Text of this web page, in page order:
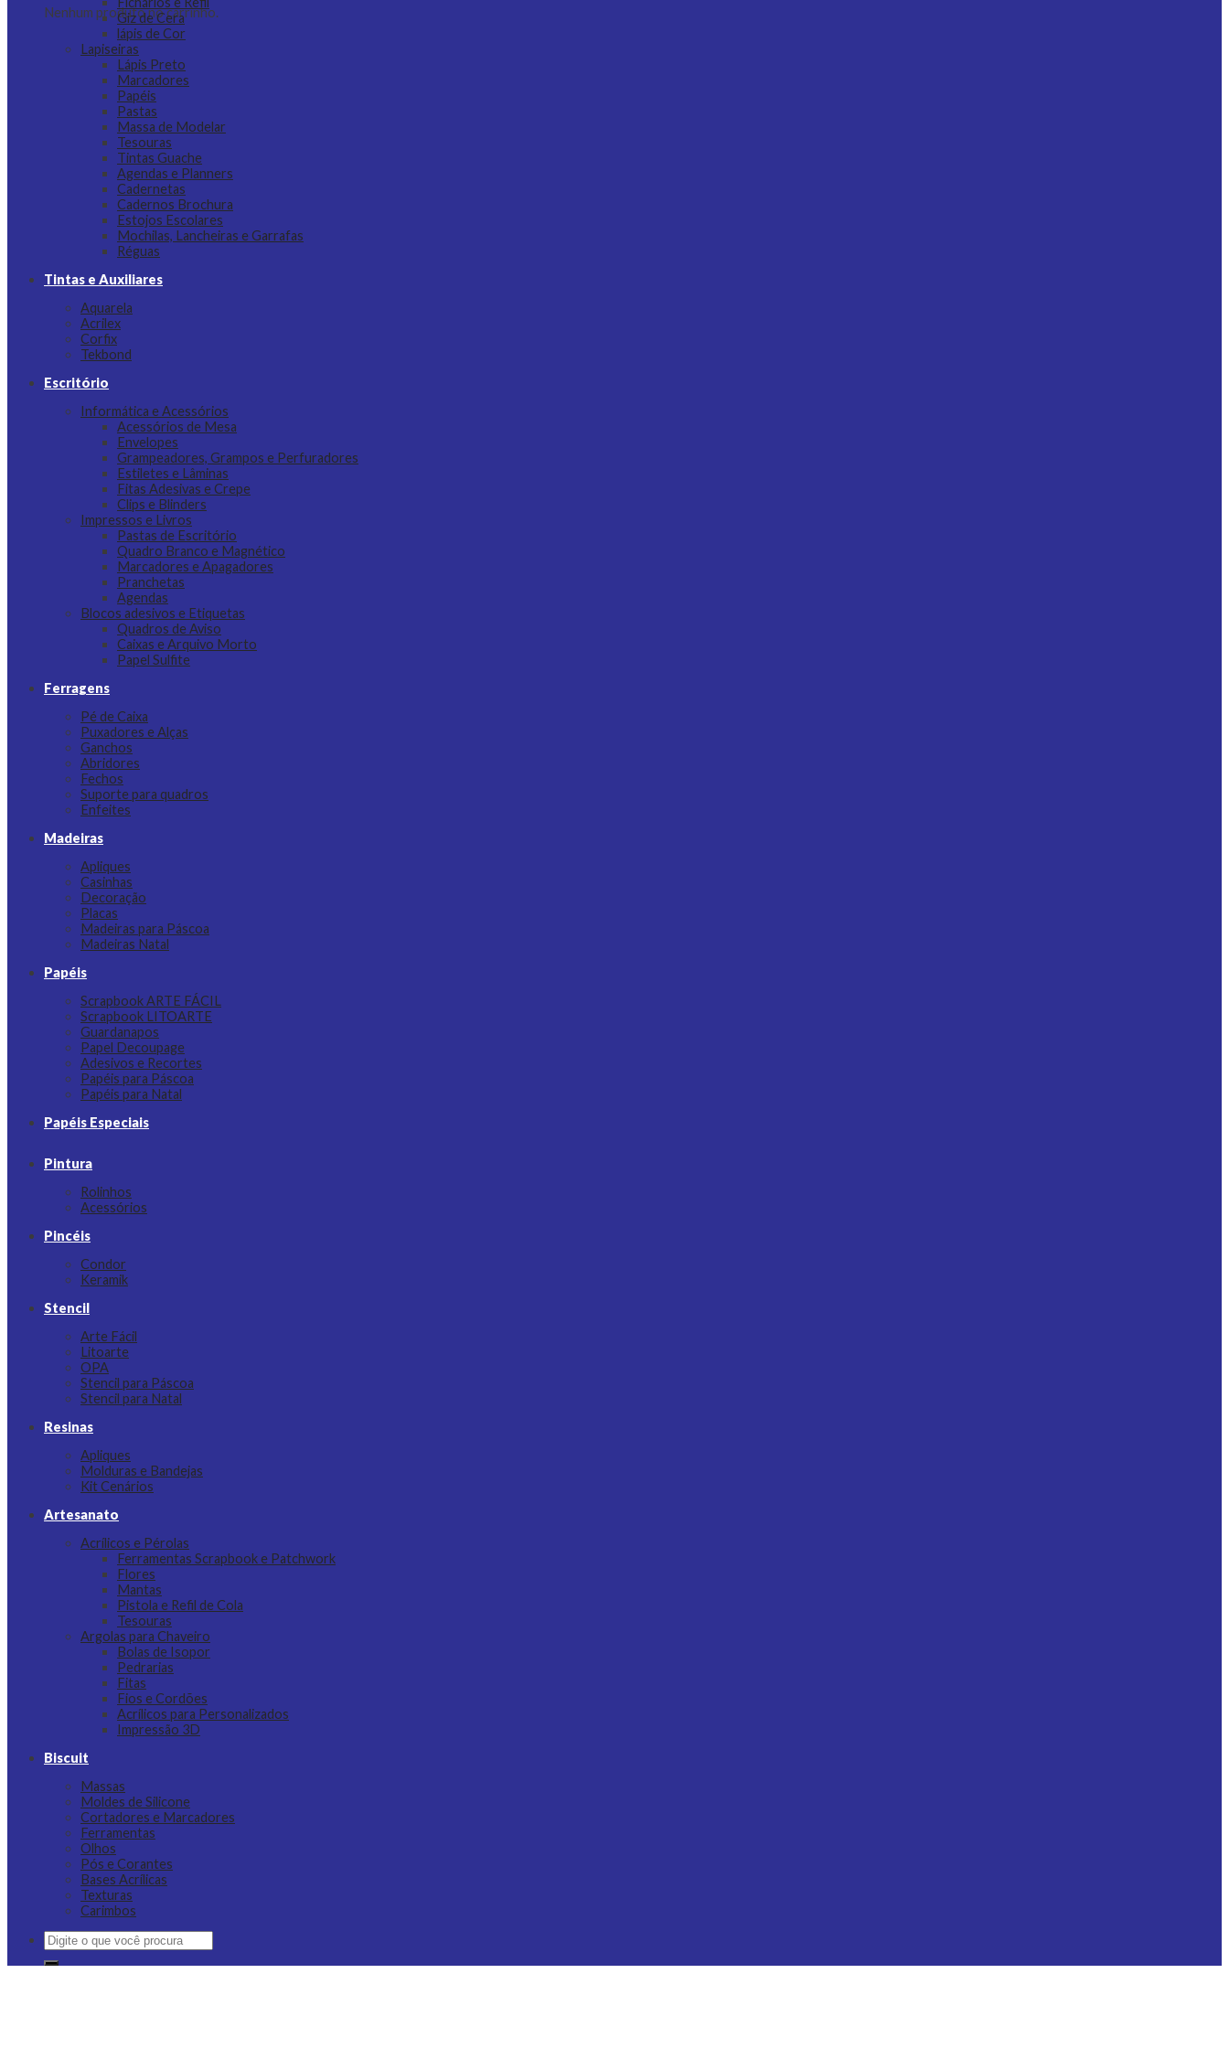
Nenhum produto no carrinho.
Giz de Cera
lápis de Cor
Lapiseiras
Lápis Preto
Marcadores
Papéis
Pastas
Massa de Modelar
Tesouras
Tintas Guache
Agendas e Planners
Cadernetas
Cadernos Brochura
Estojos Escolares
Mochilas, Lancheiras e Garrafas
Réguas
Tintas e Auxiliares
Aquarela
Acrilex
Corfix
Tekbond
Escritório
Informática e Acessórios
Acessórios de Mesa
Envelopes
Grampeadores, Grampos e Perfuradores
Estiletes e Lâminas
Fitas Adesivas e Crepe
Clips e Blinders
Impressos e Livros
Pastas de Escritório
Quadro Branco e Magnético
Marcadores e Apagadores
Pranchetas
Agendas
Blocos adesivos e Etiquetas
Quadros de Aviso
Caixas e Arquivo Morto
Papel Sulfite
Ferragens
Pé de Caixa
Puxadores e Alças
Ganchos
Abridores
Fechos
Suporte para quadros
Enfeites
Madeiras
Apliques
Casinhas
Decoração
Placas
Madeiras para Páscoa
Madeiras Natal
Papéis
Scrapbook ARTE FÁCIL
Scrapbook LITOARTE
Guardanapos
Papel Decoupage
Adesivos e Recortes
Papéis para Páscoa
Papéis para Natal
Papéis Especiais
Pintura
Rolinhos
Acessórios
Pincéis
Condor
Keramik
Stencil
Arte Fácil
Litoarte
OPA
Stencil para Páscoa
Stencil para Natal
Resinas
Apliques
Molduras e Bandejas
Kit Cenários
Artesanato
Acrílicos e Pérolas
Ferramentas Scrapbook e Patchwork
Flores
Mantas
Pistola e Refil de Cola
Tesouras
Argolas para Chaveiro
Bolas de Isopor
Pedrarias
Fitas
Fios e Cordões
Acrílicos para Personalizados
Impressão 3D
Biscuit
Massas
Moldes de Silicone
Cortadores e Marcadores
Ferramentas
Olhos
Pós e Corantes
Bases Acrílicas
Texturas
Carimbos
Pesquisar
por: